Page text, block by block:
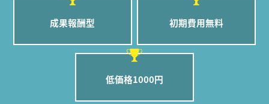
成果報酬型 初期費用無料
低価格1000円